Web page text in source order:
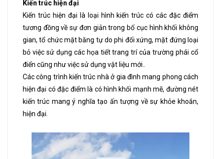
Kiến trúc hiện đại
Kiến trúc hiện đại là loại hình kiến trúc có các đặc điểm
tương đồng về sự đơn giản trong bố cục hình khối không
gian, tổ chức mặt bằng tự do phi đối xứng, mặt đứng loại
bỏ việc sử dụng các họa tiết trang trí của trường phái cổ
điển cũng như việc sử dụng vật liệu mới..
Các công trình kiến trúc nhà ở gia đình mang phong cách
hiện đại có đặc điểm là có hình khối mạnh mẽ, đường nét
kiến trúc mang ý nghĩa tạo ấn tượng về sự khỏe khoắn,
hiện đại.